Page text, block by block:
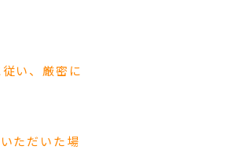
い、厳密に
ただいた場